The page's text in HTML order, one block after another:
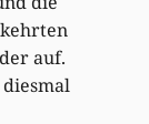
auf.